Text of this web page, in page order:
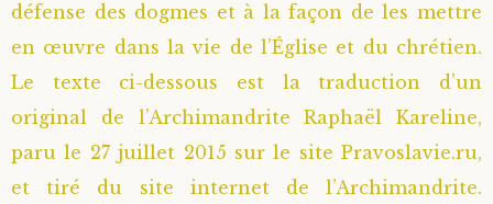
défense des dogmes et à la façon de les mettre
en œuvre dans la vie de l’Église et du chrétien.
Le texte ci-dessous est la traduction d’un
original de l’Archimandrite Raphaël Kareline,
paru le 27 juillet 2015 sur le site Pravoslavie.ru,
et tiré du site internet de l’Archimandrite.